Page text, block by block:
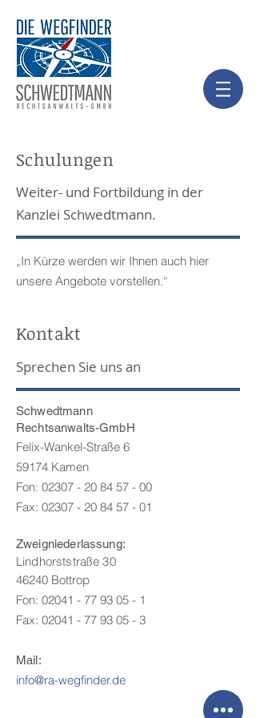
„In Kürze werden wir Ihnen auch hier
unsere Angebote vorstellen.“
Schulungen
Weiter- und Fortbildung in der
Kanzlei Schwedtmann.
Kontakt
Sprechen Sie uns an
Schwedtmann
Rechtsanwalts-GmbH
Felix-Wankel-Straße 6
59174 Kamen
Fon: 02307 - 20 84 57 - 00
Fax: 02307 - 20 84 57 - 01
Zweigniederlassung:
Lindhorststraße 30
46240 Bottrop
Fon: 02041 - 77 93 05 - 1
Fax: 02041 - 77 93 05 - 3
Mail:
info@ra-wegfinder.de